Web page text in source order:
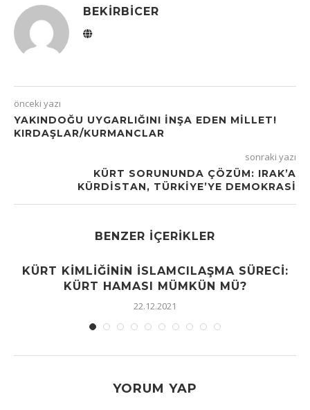
BEKIRBICER
önceki yazı
YAKINDOĞU UYGARLIĞINI İNŞA EDEN MİLLET!
KIRDAŞLAR/KURMANCLAR
sonraki yazı
KÜRT SORUNUNDA ÇÖZÜM: IRAK’A
KÜRDISTAN, TÜRKIYE’YE DEMOKRASI
BENZER İÇERIKLER
KÜRT KIMLIĞININ İSLAMCILAŞMA SÜRECI:
KÜRT HAMASI MÜMKÜN MÜ?
22.12.2021
YORUM YAP